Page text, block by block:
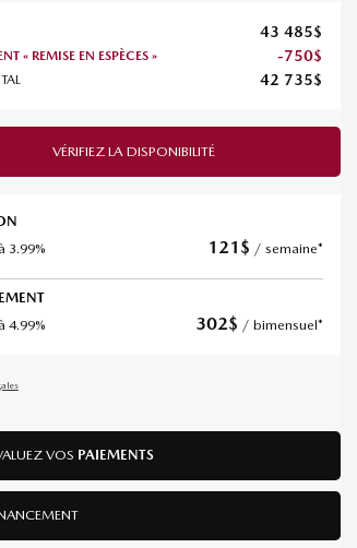
43 485$
« REMISE EN ESPÈCES » -750$
42 735$
VÉRIFIEZ LA DISPONIBILITÉ
3.99%
121 $ / semaine*
4.99%
302$ / bimensuel*
VOS PAIEMENTS